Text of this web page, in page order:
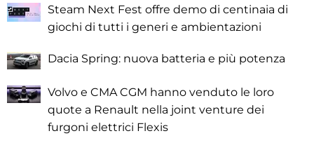
Steam Next Fest offre demo di centinaia di
giochi di tutti i generi e ambientazioni
Dacia Spring: nuova batteria e più potenza
Volvo e CMA CGM hanno venduto le loro
quote a Renault nella joint venture dei
furgoni elettrici Flexis